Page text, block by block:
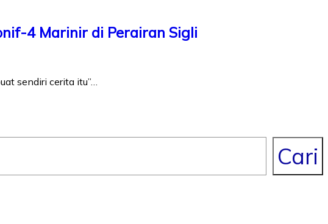
4 Marinir di Perairan Sigli
sendiri cerita itu”…
Cari